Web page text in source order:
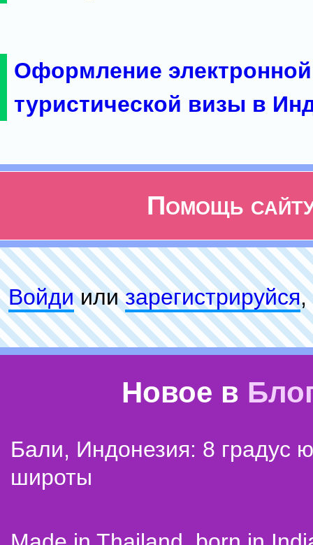
Оформление электронной
туристической визы в
Помощь
Войдиилизарeгиcтpируйся,
Новое в
Бали, Индонезия: 8 градус
широты